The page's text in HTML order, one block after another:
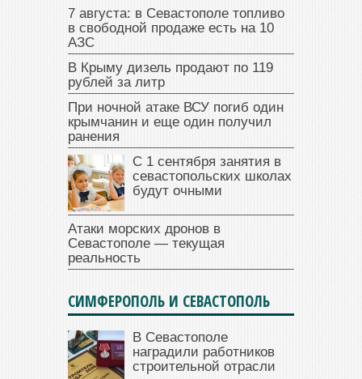
7 августа: в Севастополе топливо
в свободной продаже есть на 10
АЗС
В Крыму дизель продают по 119
рублей за литр
При ночной атаке ВСУ погиб один
крымчанин и еще один получил
ранения
С 1 сентября занятия в
севастопольских школах
будут очными
Атаки морских дронов в
Севастополе — текущая
реальность
СИМФЕРОПОЛЬ И СЕВАСТОПОЛЬ
В Севастополе
наградили работников
строительной отрасли